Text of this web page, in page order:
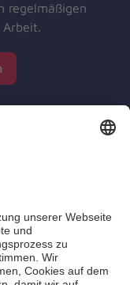
regelmäßigen
Arbeit.
Hilfe e.V.
e.V.